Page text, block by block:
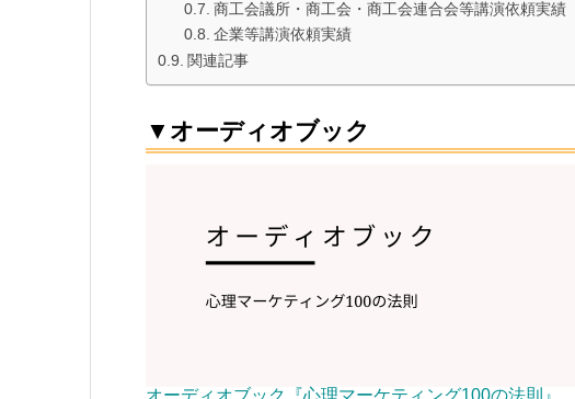
商工会議所・商工会・商工会連合会等講演依頼実績
企業等講演依頼実績
関連記事
▼オーディオブック